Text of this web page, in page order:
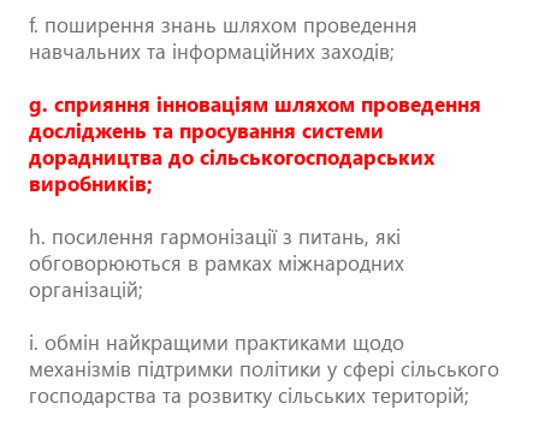
f. поширення знань шляхом проведення
навчальних та інформаційних заходів;
g. сприяння інноваціям шляхом проведення
досліджень та просування системи
дорадництва до сільськогосподарських
виробників;
h. посилення гармонізації з питань, які
обговорюються в рамках міжнародних
організацій;
i. обмін найкращими практиками щодо
механізмів підтримки політики у сфері сільського
господарства та розвитку сільських територій;